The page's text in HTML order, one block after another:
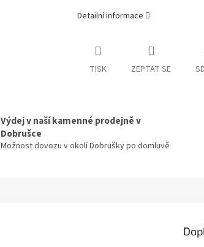
Detailní informace
TISK ZEPTAT SE
Výdej v naší kamenné prodejně v
Dobrušce
Možnost dovozu v okolí Dobrušky po domluvě